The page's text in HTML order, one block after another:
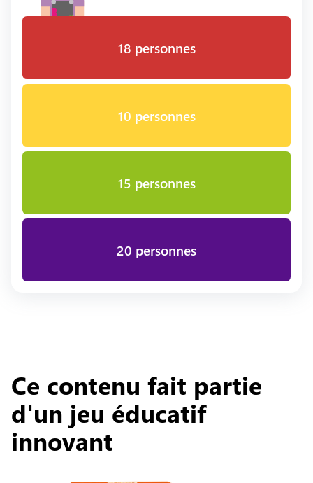
18 personnes
10 personnes
15 personnes
20 personnes
Ce contenu fait partie
d'un jeu éducatif
innovant